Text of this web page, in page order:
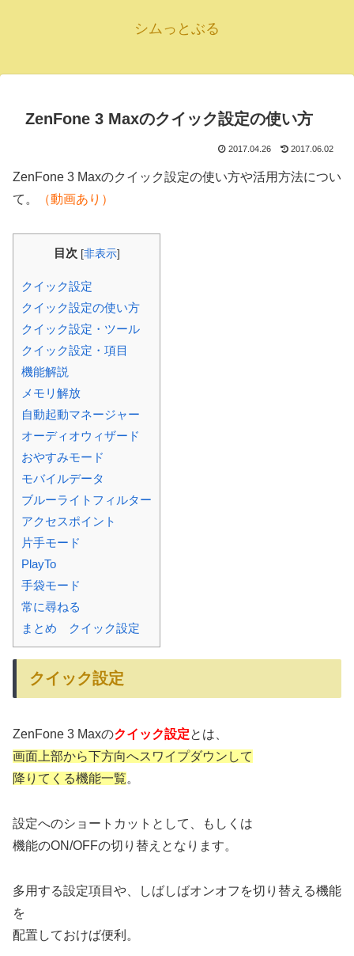
シムっとぶる
ZenFone 3 Maxのクイック設定の使い方
2017.04.26 2017.06.02
ZenFone 3 Maxのクイック設定の使い方や活用方法につい
て。
（動画あり）
目次 [非表示]
クイック設定
クイック設定の使い方
クイック設定・ツール
クイック設定・項目
機能解説
メモリ解放
自動起動マネージャー
オーディオウィザード
おやすみモード
モバイルデータ
ブルーライトフィルター
アクセスポイント
片手モード
PlayTo
手袋モード
常に尋ねる
まとめ クイック設定
クイック設定
ZenFone 3 Maxのクイック設定とは、
画面上部から下方向へスワイプダウンして
降りてくる機能一覧。
設定へのショートカットとして、もしくは
機能のON/OFFの切り替えとなります。
多用する設定項目や、しばしばオンオフを切り替える機能
を
配置しておけば便利。